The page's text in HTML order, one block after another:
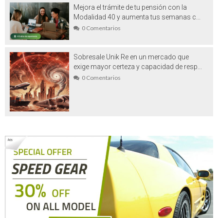
educación para tus hijos
Accesorios alta resistencia (o cómo
Venta de transfer de Río a Búzios: para
un recorrido seguro
Concesionario SEAT en Tenerife: ¿qué
ofrece?
calzado que no debe faltar en su armario
Motivos para utilizar un serum
antiarrugas de calidad
Ignifugaciones y mantenimiento de
materiales textiles
Mejora el trámite de tu pensión con la
Modalidad 40 y aumenta tus semanas c...
0 Comentarios
Sobresale Unik Re en un mercado que
exige mayor certeza y capacidad de resp...
0 Comentarios